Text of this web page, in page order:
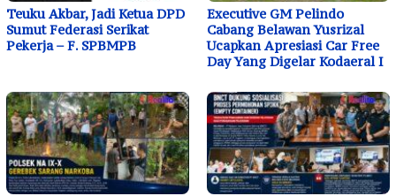
Teuku Akbar, Jadi Ketua DPD
Sumut Federasi Serikat
Pekerja – F. SPBMPB
Executive GM Pelindo
Cabang Belawan Yusrizal
Ucapkan Apresiasi Car Free
Day Yang Digelar Kodaeral I